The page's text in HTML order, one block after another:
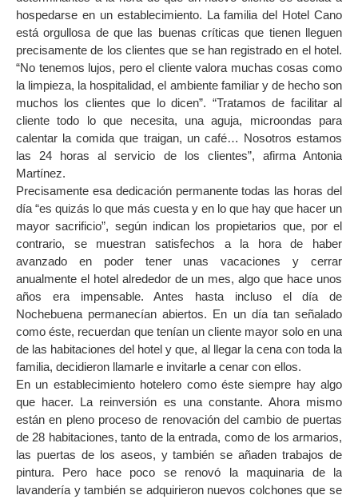
hospedarse en un establecimiento. La familia del Hotel Cano
está orgullosa de que las buenas críticas que tienen lleguen
precisamente de los clientes que se han registrado en el hotel.
“No tenemos lujos, pero el cliente valora muchas cosas como
la limpieza, la hospitalidad, el ambiente familiar y de hecho son
muchos los clientes que lo dicen”. “Tratamos de facilitar al
cliente todo lo que necesita, una aguja, microondas para
calentar la comida que traigan, un café… Nosotros estamos
las 24 horas al servicio de los clientes”, afirma Antonia
Martínez.
Precisamente esa dedicación permanente todas las horas del
día “es quizás lo que más cuesta y en lo que hay que hacer un
mayor sacrificio”, según indican los propietarios que, por el
contrario, se muestran satisfechos a la hora de haber
avanzado en poder tener unas vacaciones y cerrar
anualmente el hotel alrededor de un mes, algo que hace unos
años era impensable. Antes hasta incluso el día de
Nochebuena permanecían abiertos. En un día tan señalado
como éste, recuerdan que tenían un cliente mayor solo en una
de las habitaciones del hotel y que, al llegar la cena con toda la
familia, decidieron llamarle e invitarle a cenar con ellos.
En un establecimiento hotelero como éste siempre hay algo
que hacer. La reinversión es una constante. Ahora mismo
están en pleno proceso de renovación del cambio de puertas
de 28 habitaciones, tanto de la entrada, como de los armarios,
las puertas de los aseos, y también se añaden trabajos de
pintura. Pero hace poco se renovó la maquinaria de la
lavandería y también se adquirieron nuevos colchones que se